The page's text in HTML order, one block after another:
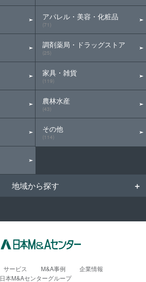
アパレル・美容・化粧品
(71)
調剤薬局・ドラッグストア
(25)
家具・雑貨
(119)
農林水産
(43)
その他
(114)
地域から探す
サービス M&A事例
企業情報
日本M&Aセンターグループ